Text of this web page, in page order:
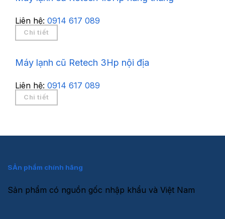
Liên hệ: 0914 617 089
Chi tiết
Máy lạnh cũ Retech 3Hp nội địa
Liên hệ: 0914 617 089
Chi tiết
SẢn phẩm chính hãng
Sản phẩm có nguồn gốc nhập khẩu và Việt Nam